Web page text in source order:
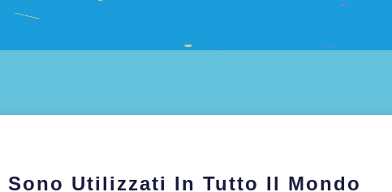
Utilizzati In Tutto Il Mondo